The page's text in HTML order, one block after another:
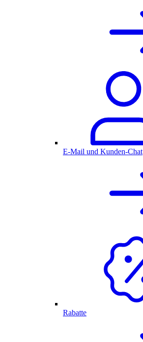
E-Mail und Kunden-Chat
Rabatte